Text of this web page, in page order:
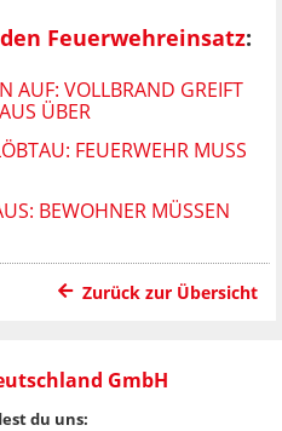
Feuerwehreinsatz:
AUF: VOLLBRAND GREIFT
ÜBER
FEUERWEHR MUSS
BEWOHNER MÜSSEN
Zurück zur Übersicht
GmbH
du uns: